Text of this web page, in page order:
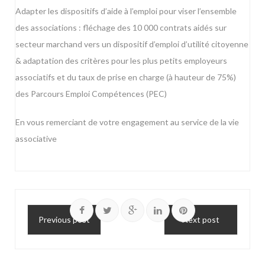
Adapter les dispositifs d’aide à l’emploi pour viser l’ensemble
des associations : fléchage des 10 000 contrats aidés sur
secteur marchand vers un dispositif d’emploi d’utilité citoyenne
& adaptation des critères pour les plus petits employeurs
associatifs et du taux de prise en charge (à hauteur de 75%)
des Parcours Emploi Compétences (PEC)
En vous remerciant de votre engagement au service de la vie
associative
Previous post Next post